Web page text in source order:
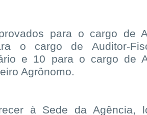
para o cargo de
o cargo de Auditor-
e 10 para o cargo de
Agrônomo.
à Sede da Agência,